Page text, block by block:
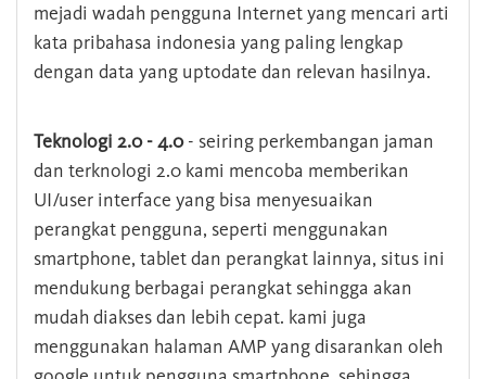
mejadi wadah pengguna Internet yang mencari arti
kata pribahasa indonesia yang paling lengkap
dengan data yang uptodate dan relevan hasilnya.
Teknologi 2.0 - 4.0- seiring perkembangan jaman
dan terknologi 2.0 kami mencoba memberikan
UI/user interface yang bisa menyesuaikan
perangkat pengguna, seperti menggunakan
smartphone, tablet dan perangkat lainnya, situs ini
mendukung berbagai perangkat sehingga akan
mudah diakses dan lebih cepat. kami juga
menggunakan halaman AMP yang disarankan oleh